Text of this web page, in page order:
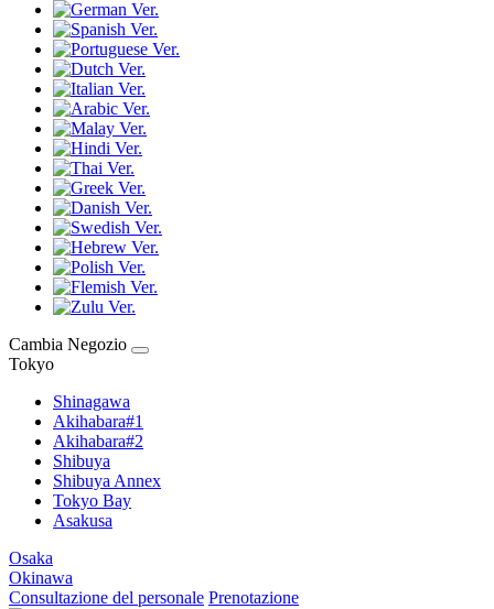
Cambia Negozio
Tokyo
Shinagawa
Akihabara#1
Akihabara#2
Shibuya
Shibuya Annex
Tokyo Bay
Asakusa
Osaka
Okinawa
Consultazione del personale Prenotazione